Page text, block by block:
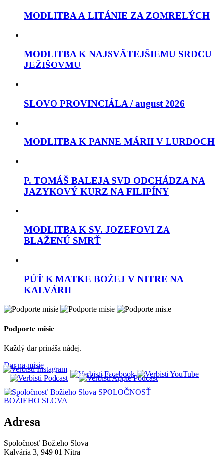
MODLITBA A LITÁNIE ZA ZOMRELÝCH
MODLITBA K NAJSVÄTEJŠIEMU SRDCU
JEŽIŠOVMU
SLOVO PROVINCIÁLA / august 2026
MODLITBA K PANNE MÁRII V LURDOCH
P. TOMÁŠ BALEJA SVD ODCHÁDZA NA
JAZYKOVÝ KURZ NA FILIPÍNY
MODLITBA K SV. JOZEFOVI ZA
BLAŽENÚ SMRŤ
PÚŤ K MATKE BOŽEJ V NITRE NA
KALVÁRII
Podporte misie
Každý dar prináša nádej.
Dar na misie
SPOLOČNOSŤ
BOŽIEHO SLOVA
Adresa
Spoločnosť Božieho Slova
Kalvária 3, 949 01 Nitra